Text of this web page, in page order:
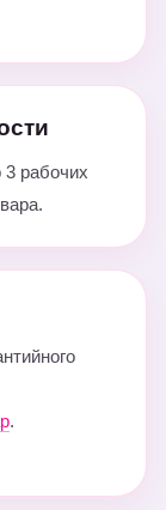
3 рабочих
.